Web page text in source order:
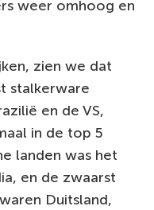
weer omhoog en
zien we dat
stalkerware
en de VS,
in de top 5
landen was het
en de zwaarst
Duitsland,